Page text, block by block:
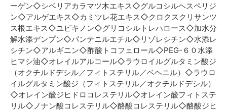
ーゲン◇シベリアカラマツ木エキス◇グルコシルヘスペリジ
ン◇アルゲエキス◇カミツレ花エキス◇クロクスクリサンツ
ス根エキス◇ユビキノン◇グリコシルトレハロース◇加水分
解水添デンプン◇パンテニルエチル◇リゾレシチン◇水添レ
シチン◇アルギニン◇酢酸トコフェロール◇PEG-６０水添
ヒマシ油◇オレイルアルコール◇ラウロイルグルタミン酸ジ
（オクチルドデシル／フィトステリル／ベヘニル）◇ラウロ
イルグルタミン酸ジ（フィトステリル／オクチルドデシル）
◇オレイン酸ジヒドロコレステリル◇オレイン酸フィトステ
リル◇ノナン酸コレステリル◇酪酸コレステリル◇酪酸ジヒ